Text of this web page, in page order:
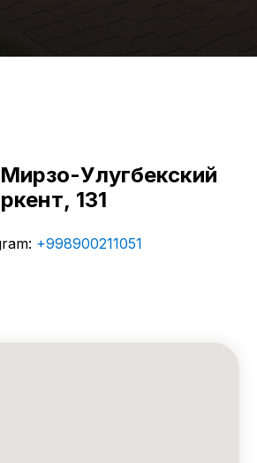
Улугбекский
131
+998900211051